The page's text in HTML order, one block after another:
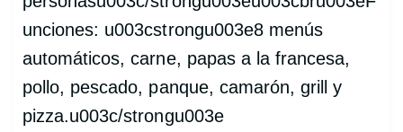
unciones: u003cstrongu003e8 menús
automáticos, carne, papas a la francesa,
pollo, pescado, panque, camarón, grill y
pizza.u003c/strongu003e